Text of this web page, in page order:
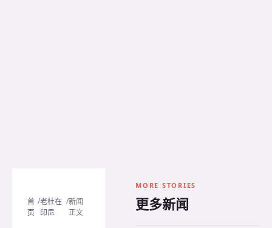
首
页
/老杜在
印尼
/新闻
正文
MORE STORIES
更多新闻